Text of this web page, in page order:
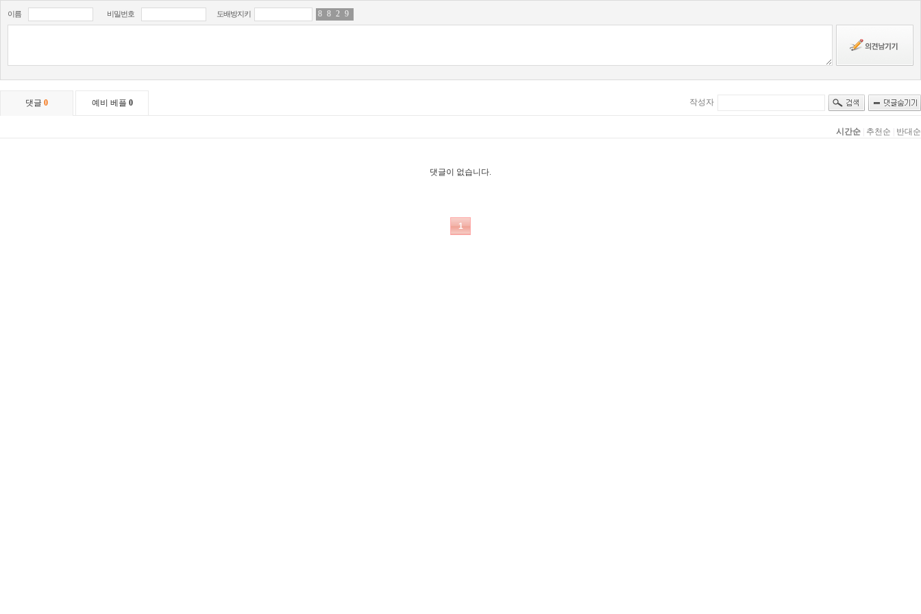
이름 비밀번호 도배방지키 8 8 2 9
댓글 0 예비 베플 0 작성자
시간순 추천순 반대순
댓글이 없습니다.
1